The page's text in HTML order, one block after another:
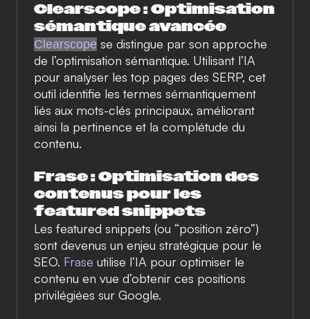
Clearscope : Optimisation
sémantique avancée
Clearscope se distingue par son approche
de l’optimisation sémantique. Utilisant l’IA
pour analyser les top pages des SERP, cet
outil identifie les termes sémantiquement
liés aux mots-clés principaux, améliorant
ainsi la pertinence et la complétude du
contenu.
Frase : Optimisation des
contenus pour les
featured snippets
Les featured snippets (ou “position zéro”)
sont devenus un enjeu stratégique pour le
SEO. Frase utilise l’IA pour optimiser le
contenu en vue d’obtenir ces positions
privilégiées sur Google.